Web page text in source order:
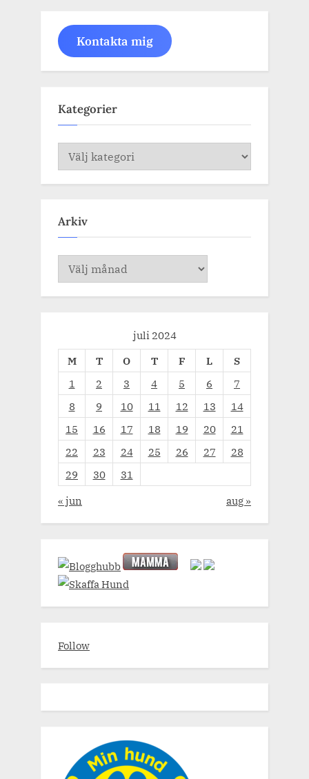
Kontakta mig
Kategorier
Kategorier
Arkiv
Arkiv
juli 2024
M
T O T F L
S
1
2 3 4 5 6
7
8
9 10 11 12 13
14
15
16 17 18 19 20
21
22
23 24 25 26 27
28
29
30
31
« jun
aug »
Follow